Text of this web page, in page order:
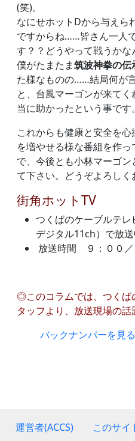
(笑)。
なにせホットDから与えら
ですからね……皆さん一人
す？？どうやって戦うかな
僕がたまたま筑波神拳の伝
た様なものの……結局何が
と、台風マーゴンが来て
当に助かったという事です。
これからも健康と安全を
を増やせる様な番組を作
で、今後とも小林マーゴ
て下さい。どうぞよろしく
街角ホットTV
つくばのケーブルテ
デジタル11ch）で放送
放送時間 ９：００／
◎このコラムでは、つくば
タッフより、放送現場の
バックナンバーを見
運営者(ACCS) このサイ